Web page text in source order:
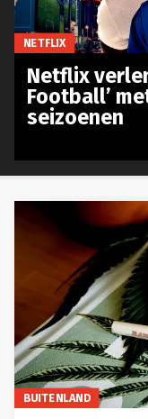
BUITENLAND
NETFLIX
Netflix
Football’
seizoenen